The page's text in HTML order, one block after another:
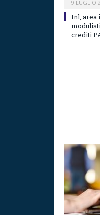
9 LUGLIO
Inl, area
crediti